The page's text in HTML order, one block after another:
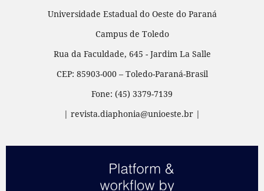
Universidade Estadual do Oeste do Paraná
Campus de Toledo
Rua da Faculdade, 645 - Jardim La Salle
CEP: 85903-000 – Toledo-Paraná-Brasil
Fone: (45) 3379-7139
| revista.diaphonia@unioeste.br |